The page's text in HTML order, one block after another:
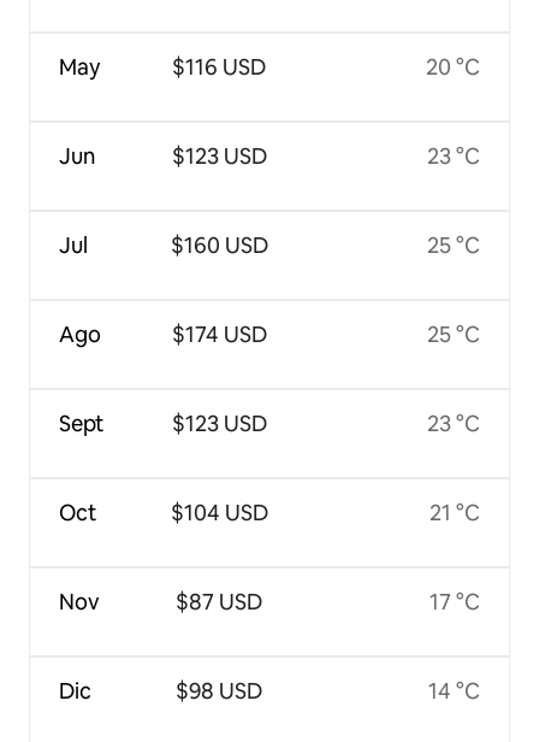
May
Jun
Jul
Ago
Sept
Oct
Nov
Dic
$116 USD
$123 USD
$160 USD
$174 USD
$123 USD
$104 USD
$87 USD
$98 USD
20 °C
23 °C
25 °C
25 °C
23 °C
21 °C
17 °C
14 °C